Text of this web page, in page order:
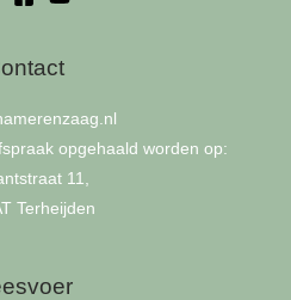
opgehaald worden op:
11,
Terheijden